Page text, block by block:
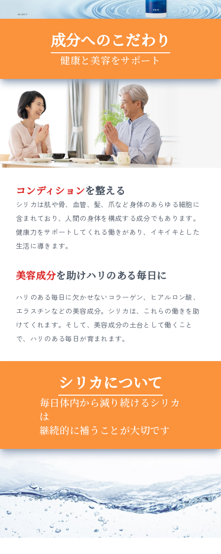
成分へのこだわり
健康と美容をサポート
コンディションを整える
シリカは肌や骨、血管、髪、爪など身体のあらゆる細胞に
含まれており、人間の身体を構成する成分でもあります。
健康力をサポートしてくれる働きがあり、イキイキとした
生活に導きます。
美容成分を助けハリのある毎日に
ハリのある毎日に欠かせないコラーゲン、ヒアルロン酸、
エラスチンなどの美容成分。シリカは、これらの働きを助
けてくれます。そして、美容成分の土台として働くこと
で、ハリのある毎日が育まれます。
シリカについて
毎日体内から減り続けるシリカ
は
継続的に補うことが大切です